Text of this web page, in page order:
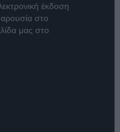
έκδοση
στο
μας στο